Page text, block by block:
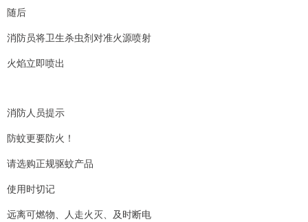
随后
消防员将卫生杀虫剂对准火源喷射
火焰立即喷出
消防人员提示
防蚊更要防火！
请选购正规驱蚊产品
使用时切记
远离可燃物、人走火灭、及时断电